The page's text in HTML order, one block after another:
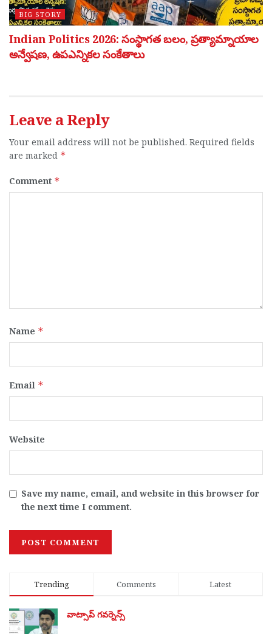
BIG STORY
Indian Politics 2026: సంస్థాగత బలం, ప్రత్యామ్నాయాల
అన్వేషణ, ఉపఎన్నికల సంకేతాలు
Leave a Reply
Your email address will not be published. Required fields
are marked *
Comment *
Name *
Email *
Website
Save my name, email, and website in this browser for
the next time I comment.
Trending Comments Latest
వాట్సాప్ గవర్నెన్స్